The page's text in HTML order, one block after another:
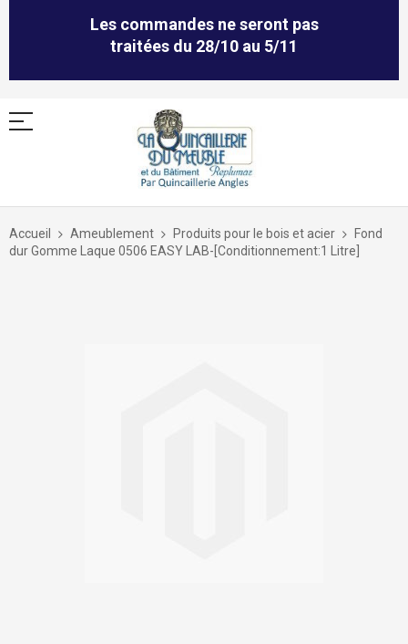
Les commandes ne seront pas
traitées du 28/10 au 5/11
Allez
contenu
Accueil Ameublement Produits pour le bois et acier
Fond
dur Gomme Laque 0506 EASY LAB-[Conditionnement:1 Litre]